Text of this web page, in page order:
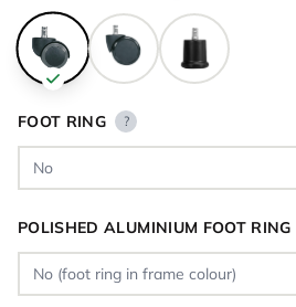
FOOT RING ?
POLISHED ALUMINIUM FOOT RING